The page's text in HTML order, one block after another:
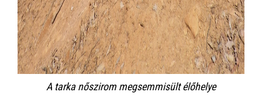
A tarka nőszirom megsemmisült élőhelye